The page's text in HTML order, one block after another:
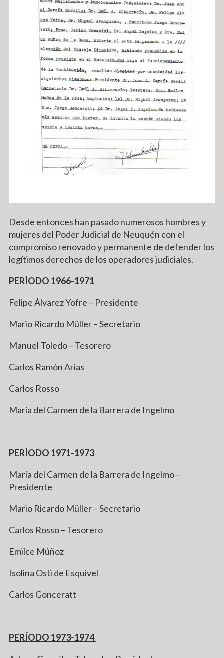
Desde entonces han pasado numerosos hombres y
mujeres del Poder Judicial de Neuquén con el
compromiso renovado y permanente de defender los
legítimos derechos de los operadores judiciales.
PERÍODO 1966-1971
Felipe Álvarez Yofre – Presidente
Mario Ricardo Müller – Secretario
Manuel Toledo – Tesorero
Carlos Ramón Arias
Carlos Rosso
María del Carmen de la Barrera de Ingelmo
PERÍODO 1971-1973
María del Carmen de la Barrera de Ingelmo –
Presidente
Mario Ricardo Müller – Secretario
Carlos Rosso – Tesorero
Emilce Múñoz
Isolina Osti de Esquivel
Carlos Gonceratt
PERÍODO 1973-1974